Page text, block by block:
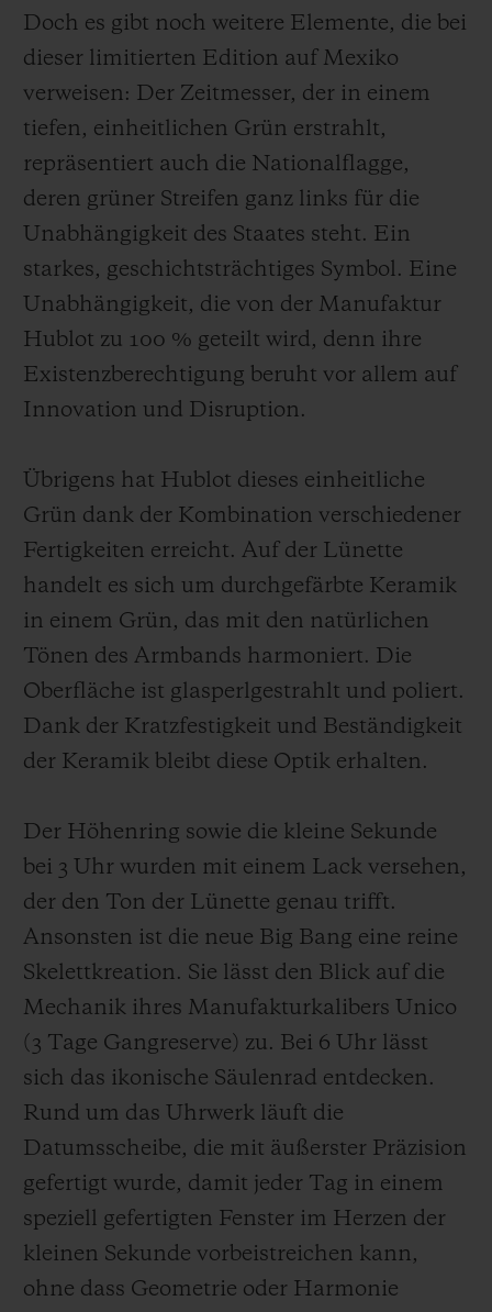
Doch es gibt noch weitere Elemente, die bei
dieser limitierten Edition auf Mexiko
verweisen: Der Zeitmesser, der in einem
tiefen, einheitlichen Grün erstrahlt,
repräsentiert auch die Nationalflagge,
deren grüner Streifen ganz links für die
Unabhängigkeit des Staates steht. Ein
starkes, geschichtsträchtiges Symbol. Eine
Unabhängigkeit, die von der Manufaktur
Hublot zu 100 % geteilt wird, denn ihre
Existenzberechtigung beruht vor allem auf
Innovation und Disruption.
Übrigens hat Hublot dieses einheitliche
Grün dank der Kombination verschiedener
Fertigkeiten erreicht. Auf der Lünette
handelt es sich um durchgefärbte Keramik
in einem Grün, das mit den natürlichen
Tönen des Armbands harmoniert. Die
Oberfläche ist glasperlgestrahlt und poliert.
Dank der Kratzfestigkeit und Beständigkeit
der Keramik bleibt diese Optik erhalten.
Der Höhenring sowie die kleine Sekunde
bei 3 Uhr wurden mit einem Lack versehen,
der den Ton der Lünette genau trifft.
Ansonsten ist die neue Big Bang eine reine
Skelettkreation. Sie lässt den Blick auf die
Mechanik ihres Manufakturkalibers Unico
(3 Tage Gangreserve) zu. Bei 6 Uhr lässt
sich das ikonische Säulenrad entdecken.
Rund um das Uhrwerk läuft die
Datumsscheibe, die mit äußerster Präzision
gefertigt wurde, damit jeder Tag in einem
speziell gefertigten Fenster im Herzen der
kleinen Sekunde vorbeistreichen kann,
ohne dass Geometrie oder Harmonie